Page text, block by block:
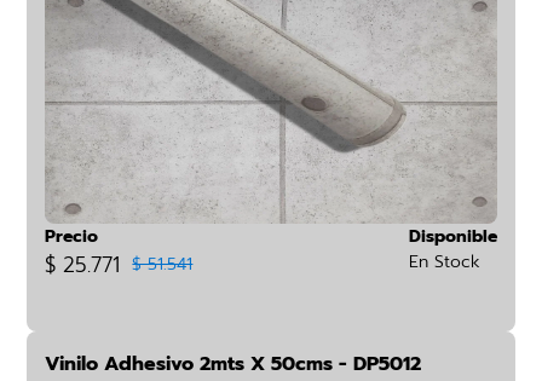
Precio
$ 25.771 $ 51.541
Disponible
En Stock
Vinilo Adhesivo 2mts X 50cms - DP5012